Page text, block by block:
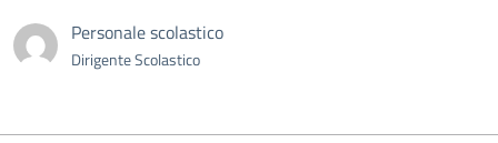
Personale scolastico
Dirigente Scolastico